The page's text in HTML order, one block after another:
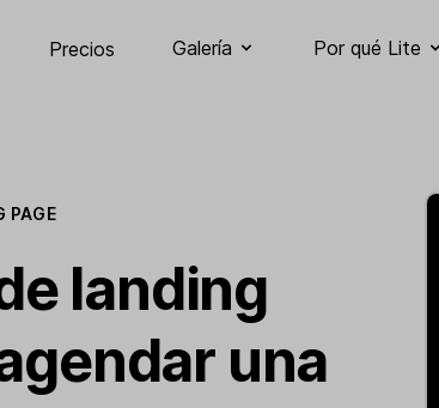
Precios Galería Por qué Lite
PAGE
landing
una